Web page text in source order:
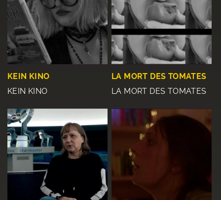
KEIN KINO
KEIN KINO
LA MORT DES TOMATES
LA MORT DES TOMATES